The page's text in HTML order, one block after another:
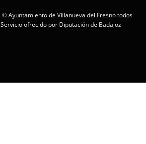
© Ayuntamiento de Villanueva del Fresno todos
Servicio ofrecido por Diputación de Badajoz